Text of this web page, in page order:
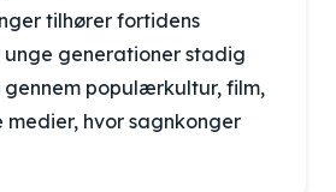
tilhører fortidens
unge generationer stadig
populærkultur, film,
hvor sagnkonger